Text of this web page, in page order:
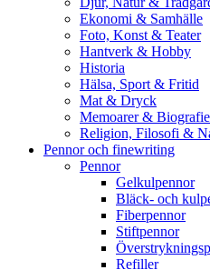
Ekonomi & Samhälle
Foto, Konst & Teater
Hantverk & Hobby
Historia
Hälsa, Sport & Fritid
Mat & Dryck
Memoarer &
Religion, Filosofi &
Pennor och finewriting
Pennor
Gelkulpennor
Bläck- och
Fiberpennor
Stiftpennor
Refiller